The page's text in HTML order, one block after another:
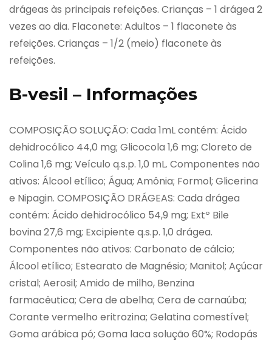
drágeas às principais refeições. Crianças – 1 drágea 2
vezes ao dia. Flaconete: Adultos – 1 flaconete às
refeições. Crianças – 1/2 (meio) flaconete às
refeições.
B-vesil – Informações
COMPOSIÇÃO SOLUÇÃO: Cada 1mL contém: Ácido
dehidrocólico 44,0 mg; Glicocola 1,6 mg; Cloreto de
Colina 1,6 mg; Veículo q.s.p. 1,0 mL. Componentes não
ativos: Álcool etílico; Água; Amônia; Formol; Glicerina
e Nipagin. COMPOSIÇÃO DRÁGEAS: Cada drágea
contém: Ácido dehidrocólico 54,9 mg; Extº Bile
bovina 27,6 mg; Excipiente q.s.p. 1,0 drágea.
Componentes não ativos: Carbonato de cálcio;
Álcool etílico; Estearato de Magnésio; Manitol; Açúcar
cristal; Aerosil; Amido de milho, Benzina
farmacêutica; Cera de abelha; Cera de carnaúba;
Corante vermelho eritrozina; Gelatina comestível;
Goma arábica pó; Goma laca solução 60%; Rodopás